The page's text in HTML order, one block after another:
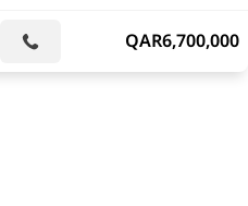
6,700,000
QAR